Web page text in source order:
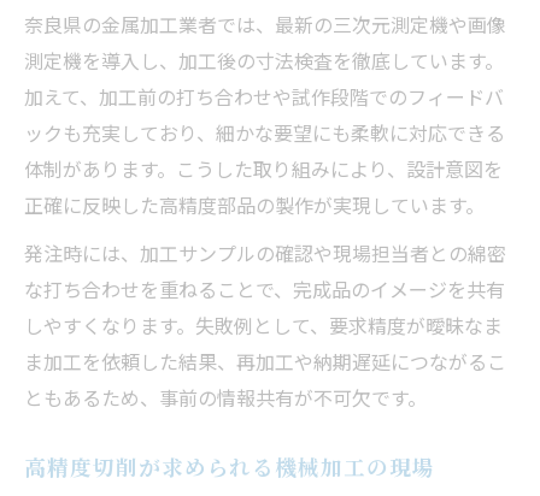
奈良県の金属加工業者では、最新の三次元測定機や画像
測定機を導入し、加工後の寸法検査を徹底しています。
加えて、加工前の打ち合わせや試作段階でのフィードバ
ックも充実しており、細かな要望にも柔軟に対応できる
体制があります。こうした取り組みにより、設計意図を
正確に反映した高精度部品の製作が実現しています。
発注時には、加工サンプルの確認や現場担当者との綿密
な打ち合わせを重ねることで、完成品のイメージを共有
しやすくなります。失敗例として、要求精度が曖昧なま
ま加工を依頼した結果、再加工や納期遅延につながるこ
ともあるため、事前の情報共有が不可欠です。
高精度切削が求められる機械加工の現場